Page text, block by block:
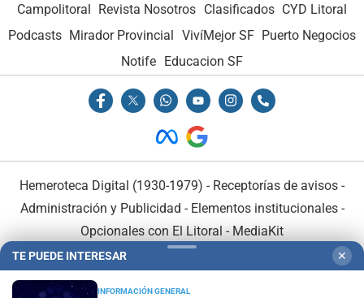
Campolitoral Revista Nosotros Clasificados CYD Litoral
Podcasts Mirador Provincial VivíMejor SF Puerto Negocios
Notife Educacion SF
Hemeroteca Digital (1930-1979) - Receptorías de avisos -
Administración y Publicidad - Elementos institucionales-
Opcionales con El Litoral - MediaKit
TE PUEDE INTERESAR ✕
INFORMACIÓN GENERAL